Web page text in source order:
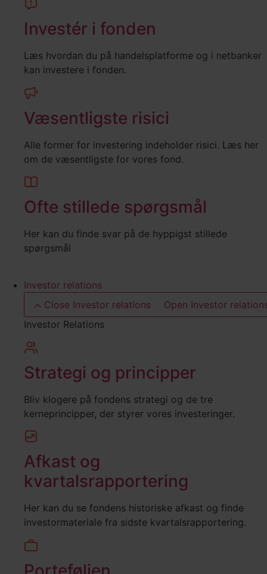
Investér i fonden
Læs hvordan du på handelsplatforme og i netbanker
kan investere i fonden.
Væsentligste risici
Alle former for investering indeholder risici. Læs her
om de væsentligste for vores fond.
Ofte stillede spørgsmål
Her kan du finde svar på de hyppigst stillede
spørgsmål
Investor relations
Close Investor relations
Open Investor
Investor Relations
Strategi og principper
Bliv klogere på fondens strategi og de tre
kerneprincipper, der styrer vores investeringer.
Afkast og
kvartalsrapportering
Her kan du se fondens historiske afkast og finde
investormateriale fra sidste kvartalsrapportering.